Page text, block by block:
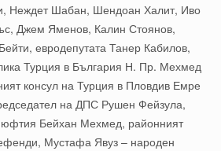
Неждет Шабан, Шендоан Халит, Иво
Джем Яменов, Калин Стоянов,
евродепутата Танер Кабилов,
Турция в България Н. Пр. Мехмед
консул на Турция в Пловдив Емре
на ДПС Рушен Фейзула,
Бейхан Мехмед, районният
Мустафа Явуз – народен